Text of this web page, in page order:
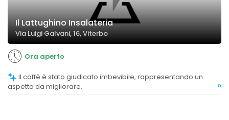
Il Lattughino Insalateria
Via Luigi Galvani, 16, Viterbo
Ora aperto
aspetto da migliorare.
»